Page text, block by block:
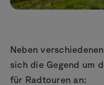
Neben
sich die Gegend um
für Radtouren an: